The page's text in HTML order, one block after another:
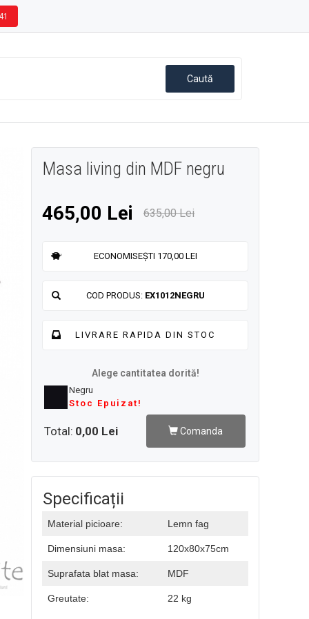
Masa living din MDF negru
465,00 Lei 635,00 Lei
ECONOMISEȘTI 170,00 LEI
COD PRODUS: EX1012NEGRU
LIVRARE RAPIDA DIN STOC
Alege cantitatea dorită!
Negru
Stoc Epuizat!
Total: 0,00 Lei Comanda
Specificații
Material picioare: Lemn fag
Dimensiuni masa: 120x80x75cm
Suprafata blat masa: MDF
Greutate: 22 kg